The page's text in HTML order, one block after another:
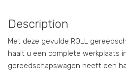
Description
Met deze gevulde ROLL
haalt u een complete werkplaats
gereedschapswagen heeft een